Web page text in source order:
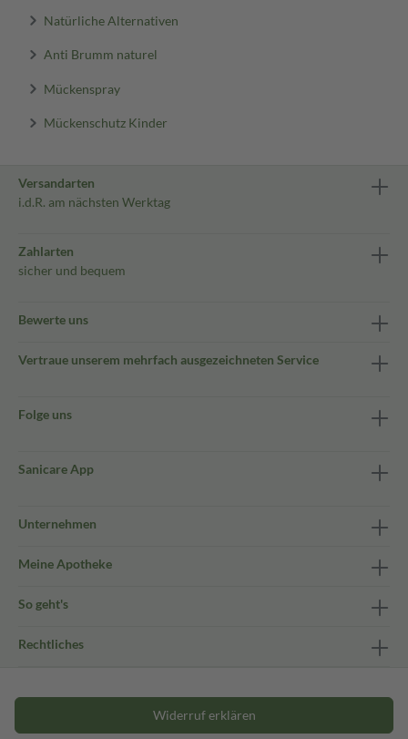
Natürliche Alternativen
Anti Brumm naturel
Mückenspray
Mückenschutz Kinder
Versandarten
i.d.R. am nächsten Werktag
Zahlarten
sicher und bequem
Bewerte uns
Vertraue unserem mehrfach ausgezeichneten Service
Folge uns
Sanicare App
Unternehmen
Meine Apotheke
So geht's
Rechtliches
Widerruf erklären